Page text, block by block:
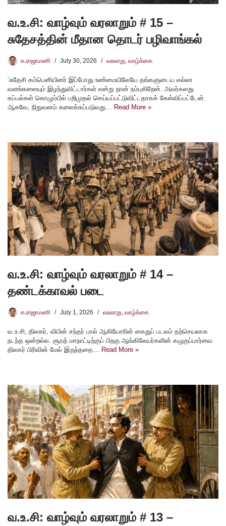
வ.உ.சி: வாழ்வும் வரலாறும் # 15 –
சுதேசத்தின் மீதான தொடர் பழிவாங்கல்
க.ராஜாமணி July 30, 2026 வரலாறு வாழ்க்கை
‘சுதேசி கம்பெனியினர் இப்போது உண்மையிலேயே தங்களுடைய எல்லா
வளங்களையும் இழந்துவிட்டார்கள் என்று நான் நம்புகிறேன். அவர்களது
கப்பல்கள் கொழும்பில் பறிமுதல் செய்யப்பட்டுவிட்டதாகக் கேள்விப்பட்டேன்.
ஆகவே, நிறுவனம் கலைக்கப்படுவது… Read More »
வ.உ.சி: வாழ்வும் வரலாறும் # 14 –
தண்டக்காவல் படை
க.ராஜாமணி July 1, 2026 வரலாறு வாழ்க்கை
வ.உ.சி, திலகர், விபின் சந்தர் பால் ஆகியோரின் கைதுப் படலம் தற்செயலாக
நடந்த ஒன்றல்ல. சூரத் மாநாட்டிற்குப் பிறகு ஆங்கிலேயர்களின் கழுகுப்பார்வை
திலகர் பிரிவின் மேல் இருந்ததை… Read More »
வ.உ.சி: வாழ்வும் வரலாறும் # 13 –